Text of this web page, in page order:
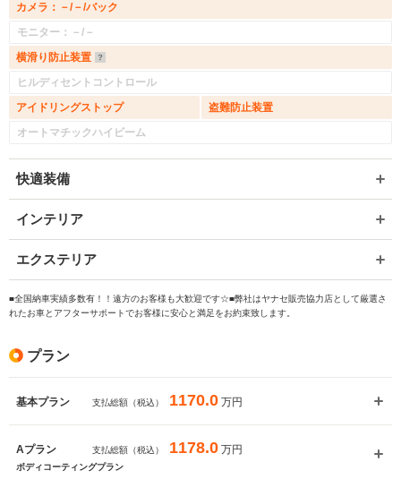
カメラ：－/－/バック
モニター：－/－
横滑り防止装置
ヒルディセントコントロール
アイドリングストップ
盗難防止装置
オートマチックハイビーム
快適装備
インテリア
エクステリア
■全国納車実績多数有！！遠方のお客様も大歓迎です☆■弊社はヤナセ販売協力店として厳選さ
れたお車とアフターサポートでお客様に安心と満足をお約束致します。
プラン
基本プラン 支払総額（税込） 1170.0 万円
Aプラン 支払総額（税込） 1178.0 万円
ボディコーティングプラン